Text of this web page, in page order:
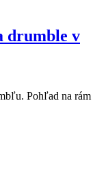
drumble v
Pohľad na rám